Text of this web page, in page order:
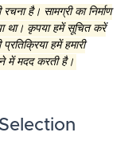
है। सामग्री का निर्माण
था। कृपया हमें सूचित करें
हमें हमारी
में मदद करती है।